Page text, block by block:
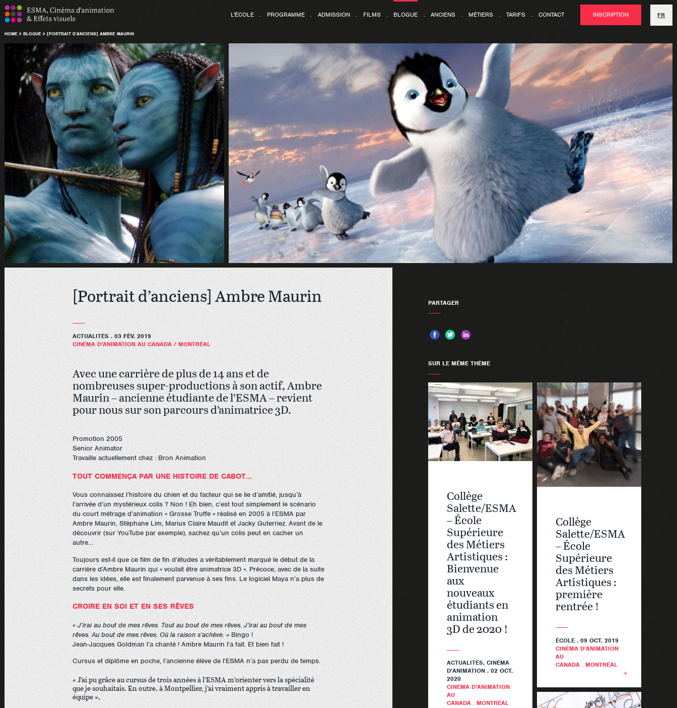
L'ÉCOLE . PROGRAMME . ADMISSION . FILMS . BLOGUE . ANCIENS . MÉTIERS . TARIFS . CONTACT INSCRIPTION FR
HOME> BLOGUE> [PORTRAIT D’ANCIENS] AMBRE MAURIN
[Portrait d’anciens] Ambre Maurin
ACTUALITÉS. 03 FÉV. 2019
CINÉMA D’ANIMATION AU CANADA/ MONTRÉAL
Avec une carrière de plus de 14 ans et de
nombreuses super-productions à son actif, Ambre
Maurin – ancienne étudiante de l’ESMA – revient
pour nous sur son parcours d’animatrice 3D.
Promotion 2005
Senior Animator
Travaille actuellement chez : Bron Animation
TOUT COMMENÇA PAR UNE HISTOIRE DE CABOT…
Vous connaissez l’histoire du chien et du facteur qui se lie d’amitié, jusqu’à
l’arrivée d’un mystérieux colis ? Non ! Eh bien, c’est tout simplement le scénario
du court métrage d’animation « Grosse Truffe » réalisé en 2005 à l’ESMA par
Ambre Maurin, Stéphane Lim, Marius Claire Maudit et Jacky Guterriez. Avant de le
découvrir (sur YouTube par exemple), sachez qu’un colis peut en cacher un
autre…
Toujours est-il que ce film de fin d’études a véritablement marqué le début de la
carrière d’Ambre Maurin qui « voulait être animatrice 3D ». Précoce, avec de la suite
dans les idées, elle est finalement parvenue à ses fins. Le logiciel Maya n’a plus de
secrets pour elle.
CROIRE EN SOI ET EN SES RÊVES
« J’irai au bout de mes rêves. Tout au bout de mes rêves. J’irai au bout de mes
rêves. Au bout de mes rêves. Où la raison s’achève. »Bingo !
Jean-Jacques Goldman l’a chanté ! Ambre Maurin l’a fait. Et bien fait !
Cursus et diplôme en poche, l’ancienne élève de l’ESMA n’a pas perdu de temps.
« J’ai pu grâce au cursus de trois années à l’ESMA m’orienter vers la spécialité
que je souhaitais. En outre, à Montpellier, j’ai vraiment appris à travailler en
équipe »,
PARTAGER
SUR LE MÊME THÈME
Collège
Salette/ESMA
– École
Supérieure
des Métiers
Artistiques :
Bienvenue
aux
nouveaux
étudiants en
animation
3D de 2020 !
ACTUALITÉS, CINÉMA
D’ANIMATION . 02 OCT.
2020
CINÉMA D’ANIMATION
AU
CANADA .MONTRÉAL
Collège
Salette/ESMA
– École
Supérieure
des Métiers
Artistiques :
première
rentrée !
ÉCOLE . 09 OCT. 2019
CINÉMA D’ANIMATION
AU
CANADA .MONTRÉAL